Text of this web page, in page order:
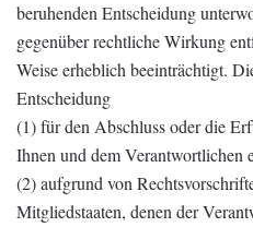
beruhenden Entscheidung
gegenüber rechtliche Wirkung
Weise erheblich beeinträchtigt.
Entscheidung
(1) für den Abschluss oder die
Ihnen und dem Verantwortlichen
(2) aufgrund von
Mitgliedstaaten, denen der